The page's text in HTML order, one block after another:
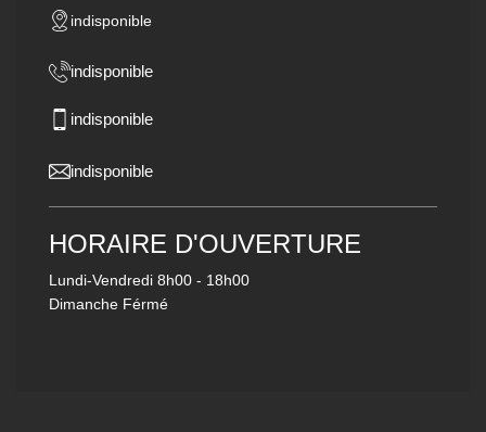
indisponible
indisponible
indisponible
indisponible
HORAIRE D'OUVERTURE
Lundi-Vendredi 8h00 - 18h00
Dimanche Férmé